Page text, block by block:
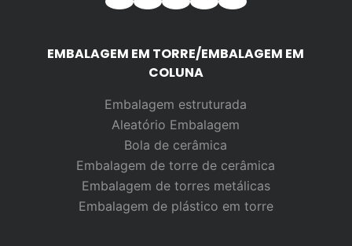
EMBALAGEM EM TORRE/EMBALAGEM EM
COLUNA
Embalagem estruturada
Aleatório Embalagem
Bola de cerâmica
Embalagem de torre de cerâmica
Embalagem de torres metálicas
Embalagem de plástico em torre